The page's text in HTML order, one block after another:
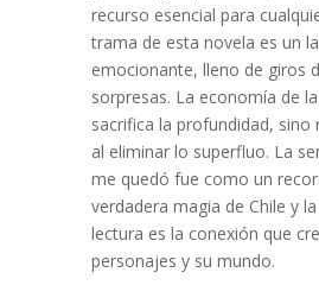
recurso esencial para
trama de esta novela es un
emocionante, lleno de giros
sorpresas. La economía de
sacrifica la profundidad, sino
al eliminar lo superfluo. La
me quedó fue como un
verdadera magia de Chile y
lectura es la conexión que
personajes y su mundo.